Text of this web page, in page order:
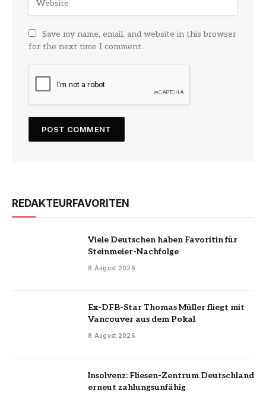
Save my name, email, and website in this browser
for the next time I comment.
REDAKTEURFAVORITEN
Viele Deutschen haben Favoritin für
Steinmeier-Nachfolge
8 August 2026
Ex-DFB-Star Thomas Müller fliegt mit
Vancouver aus dem Pokal
8 August 2026
Insolvenz: Fliesen-Zentrum Deutschland
erneut zahlungsunfähig